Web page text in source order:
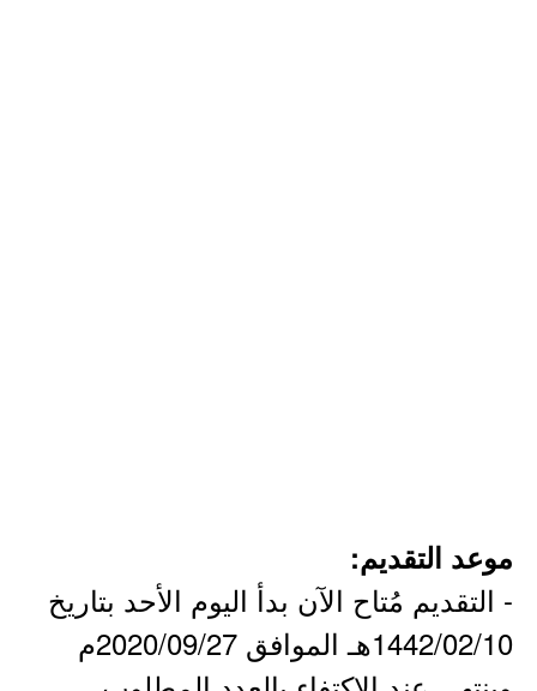
موعد التقديم:
- التقديم مُتاح الآن بدأ اليوم الأحد بتاريخ
1442/02/10هـ الموافق 2020/09/27م